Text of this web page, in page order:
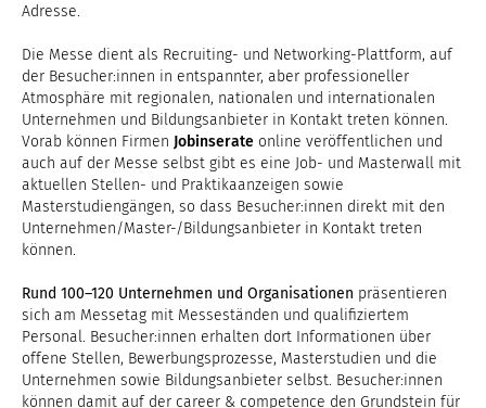
Adresse.
Die Messe dient als Recruiting- und Networking-Plattform, auf
der Besucher:innen in entspannter, aber professioneller
Atmosphäre mit regionalen, nationalen und internationalen
Unternehmen und Bildungsanbieter in Kontakt treten können.
Vorab können Firmen Jobinserate online veröffentlichen und
auch auf der Messe selbst gibt es eine Job- und Masterwall mit
aktuellen Stellen- und Praktikaanzeigen sowie
Masterstudiengängen, so dass Besucher:innen direkt mit den
Unternehmen/Master-/Bildungsanbieter in Kontakt treten
können.
Rund 100–120 Unternehmen und Organisationen präsentieren
sich am Messetag mit Messeständen und qualifiziertem
Personal. Besucher:innen erhalten dort Informationen über
offene Stellen, Bewerbungsprozesse, Masterstudien und die
Unternehmen sowie Bildungsanbieter selbst. Besucher:innen
können damit auf der career & competence den Grundstein für